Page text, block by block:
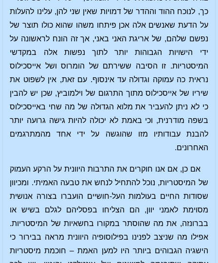
כך, לנוכח ההוד וההדר של דמויות שאין שני להן, עלינו להעלות
על הדעת שאנשים אלה אכן פיתחו משהו שהוא כולו תוצר של
נפשם שלהם, של אריגת האני באני, אך זה הונח לראשונה על
ידי הישויות הגבוהות יותר לתוך נפשות אלה במקדשי
המיסטריות. זו הסיבה ששירתם של הומרוס ושל אייסכילוס
נראית כה עמוקה וגדולה עד אינסוף. עם זאת, אין לשפוט את
שיריו של אייסכילוס מתוך התרגום של וילמוביץ, שכן יש להבין
כי לא ניתן להעביר את מלוא הגדוּלה של מה שחי באייסכילוס
בשפה מודרנית, וכי באמת לא יכולה להיות גישה גרועה יותר
להבנת עבודותיו מזו שהוגשה על ידי אחד מהמתרגמים
האחרונים.
אם כן, אם אנו חוקרים את התרבות היוונית על הרקע העמוק
של המיסטריות, נוכל להתחיל לנחש את טבעה האמיתי. ומכיוון
שסודות החיים בעולמות העל-חושיים הועברו בצורה אנושית
מסוימת לאמני יוון, הם הצליחו בפסליהם לגלם בשיש או
בברונזה, את מה שהוסתר במקורו בחשאיות של המיסטריות.
אפילו מה שניצב לפנינו בפילוסופיה היוונית מראה בבירור כי
הישגיה הגבוהים ביותר היו למען האמת – חוכמת מיסטריות